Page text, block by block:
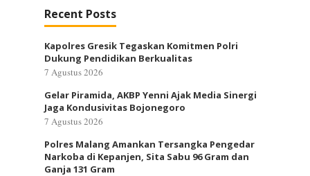
Recent Posts
Kapolres Gresik Tegaskan Komitmen Polri
Dukung Pendidikan Berkualitas
7 Agustus 2026
Gelar Piramida, AKBP Yenni Ajak Media Sinergi
Jaga Kondusivitas Bojonegoro
7 Agustus 2026
Polres Malang Amankan Tersangka Pengedar
Narkoba di Kepanjen, Sita Sabu 96 Gram dan
Ganja 131 Gram